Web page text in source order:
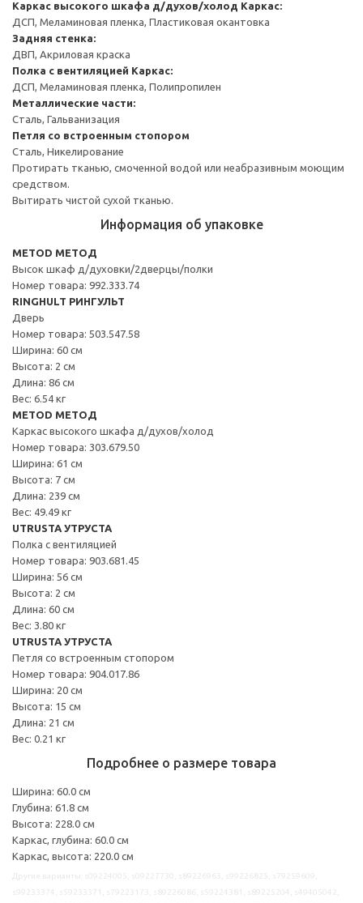
Каркас высокого шкафа д/духов/холод Каркас:
ДСП, Меламиновая пленка, Пластиковая окантовка
Задняя стенка:
ДВП, Акриловая краска
Полка с вентиляцией Каркас:
ДСП, Меламиновая пленка, Полипропилен
Металлические части:
Сталь, Гальванизация
Петля со встроенным стопором
Сталь, Никелирование
Протирать тканью, смоченной водой или неабразивным моющим
средством.
Вытирать чистой сухой тканью.
Информация об упаковке
METOD МЕТОД
Высок шкаф д/духовки/2дверцы/полки
Номер товара: 992.333.74
RINGHULT РИНГУЛЬТ
Дверь
Номер товара: 503.547.58
Ширина: 60 см
Высота: 2 см
Длина: 86 см
Вес: 6.54 кг
METOD МЕТОД
Каркас высокого шкафа д/духов/холод
Номер товара: 303.679.50
Ширина: 61 см
Высота: 7 см
Длина: 239 см
Вес: 49.49 кг
UTRUSTA УТРУСТА
Полка с вентиляцией
Номер товара: 903.681.45
Ширина: 56 см
Высота: 2 см
Длина: 60 см
Вес: 3.80 кг
UTRUSTA УТРУСТА
Петля со встроенным стопором
Номер товара: 904.017.86
Ширина: 20 см
Высота: 15 см
Длина: 21 см
Вес: 0.21 кг
Подробнее о размере товара
Ширина: 60.0 см
Глубина: 61.8 см
Высота: 228.0 см
Каркас, глубина: 60.0 см
Каркас, высота: 220.0 см